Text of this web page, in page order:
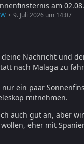
am
9. Juli 2026 um 14:07
Nachricht und
nach Malaga zu
ein paar
mitnehmen.
auch gut an, aber
eher mit